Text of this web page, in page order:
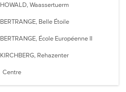
HOWALD, Waassertuerm
BERTRANGE, Belle Étoile
BERTRANGE, École Européenne II
KIRCHBERG, Rehazenter
Centre